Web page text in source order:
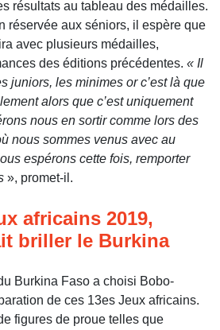
résultats au tableau des médailles.
réservée aux séniors, il espère que
avec plusieurs médailles,
des éditions précédentes. « Il
juniors, les minimes or c’est là que
alors que c’est uniquement
nous en sortir comme lors des
nous sommes venus avec au
espérons cette fois, remporter
», promet-il.
africains 2019,
briller le Burkina
Burkina Faso a choisi Bobo-
de ces 13es Jeux africains.
figures de proue telles que